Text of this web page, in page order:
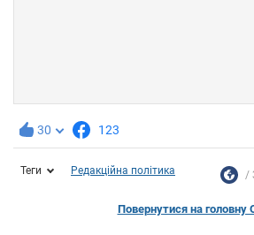
30 123
Теги Редакційна політика
Повернутися на головну